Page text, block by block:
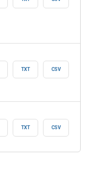
TXT CSV
TXT CSV